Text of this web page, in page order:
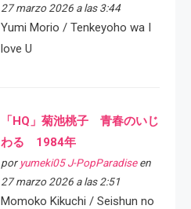
27 marzo 2026 a las 3:44
Yumi Morio / Tenkeyoho wa I
love U
「HQ」菊池桃子 青春のいじ
わる 1984年
por yumeki05 J-PopParadiseen
27 marzo 2026 a las 2:51
Momoko Kikuchi / Seishun no